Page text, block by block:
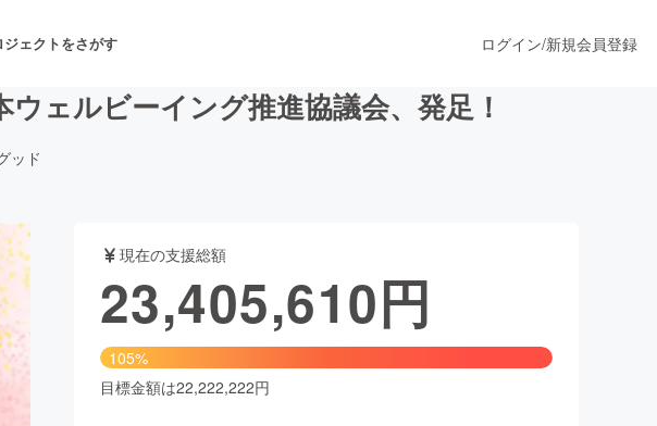
ジェクトをさがす
台・パフォーマンス
ード・飲食店 ファッション
ログイン/新規会員登録
ェルビーイング推進協議会、発足！
ッド
現在の支援総額
23,405,610円
105%
目標金額は22,222,222円